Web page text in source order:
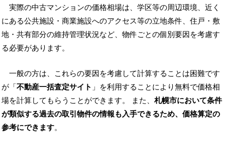
実際の中古マンションの価格相場は、学区等の周辺環境、近く
にある公共施設・商業施設へのアクセス等の立地条件、住戸・敷
地・共有部分の維持管理状況など、物件ごとの個別要因を考慮す
る必要があります。
一般の方は、これらの要因を考慮して計算することは困難です
が「不動産一括査定サイト 」を利用することにより無料で価格相
場を計算してもらうことができます。 また、 札幌市において条件
が類似する過去の取引物件の情報も入手できるため、価格算定の
参考にできます。